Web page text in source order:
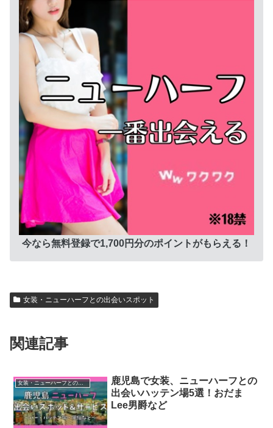
今なら無料登録で1,700円分のポイントがもらえる！
女装・ニューハーフとの出会いスポット
関連記事
女装・ニューハーフとの出会いスポット
鹿児島で女装、ニューハーフとの
出会いハッテン場5選！おだま
Lee男爵など